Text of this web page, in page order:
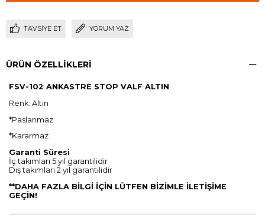
TAVSIYE ET YORUM YAZ
ÜRÜN ÖZELLIKLERI
FSV-102 ANKASTRE STOP VALF ALTIN
Renk: Altın
*Paslanmaz
*Kararmaz
Garanti Süresi
İç takımları 5 yıl garantilidir
Dış takımları 2 yıl garantilidir
**DAHA FAZLA BİLGİ İÇİN LÜTFEN BİZİMLE İLETİŞİME
GEÇİN!